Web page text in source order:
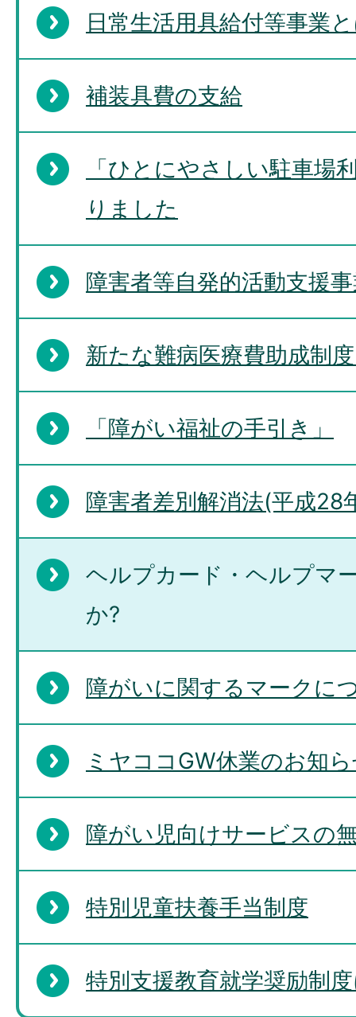
日常生活用具給付等事業
補装具費の支給
「ひとにやさしい駐車場
りました
障害者等自発的活動支援
新たな難病医療費助成制
「障がい福祉の手引き」
障害者差別解消法(平成28
ヘルプカード・ヘルプマ
か?
障がいに関するマークに
ミヤココGW休業のお知
障がい児向けサービスの
特別児童扶養手当制度
特別支援教育就学奨励制